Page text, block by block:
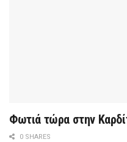
Φωτιά τώρα στην
0 SHARES